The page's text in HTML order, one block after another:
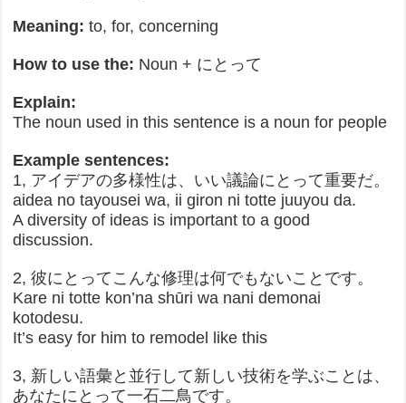
Meaning: to, for, concerning
How to use the: Noun + にとって
Explain:
The noun used in this sentence is a noun for people
Example sentences:
1, アイデアの多様性は、いい議論にとって重要だ。
aidea no tayousei wa, ii giron ni totte juuyou da.
A diversity of ideas is important to a good
discussion.
2, 彼にとってこんな修理は何でもないことです。
Kare ni totte kon’na shūri wa nani demonai
kotodesu.
It’s easy for him to remodel like this
3, 新しい語彙と並行して新しい技術を学ぶことは、
あなたにとって一石二鳥です。